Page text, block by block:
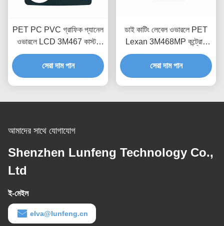
PET PC PVC গ্রাফিক প্যানেল
ওভারলে LCD 3M467 কাস্টম
ইন্ডাস্ট্রিয়াল কন্ট্রোল প্যানেল
সেরা দাম পান
ডাই কাটিং লেবেল ওভারলে PET
Lexan 3M468MP কন্ট্রোল
প্যানেল ওভারলে প্রিন্টিং
সেরা দাম পান
আমাদের সাথে যোগাযোগ
Shenzhen Lunfeng Technology Co.,
Ltd
ই-মেইল
elva@lunfeng.cn